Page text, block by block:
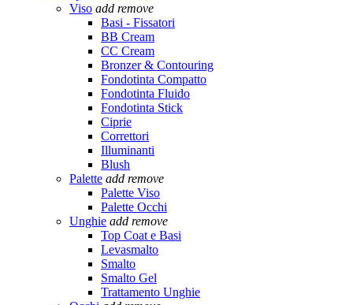
Viso add remove
Basi - Fissatori
BB Cream
CC Cream
Bronzer & Contouring
Fondotinta Compatto
Fondotinta Fluido
Fondotinta Stick
Ciprie
Correttori
Illuminanti
Blush
Palette add remove
Palette Viso
Palette Occhi
Unghie add remove
Top Coat e Basi
Levasmalto
Smalto
Smalto Gel
Trattamento Unghie